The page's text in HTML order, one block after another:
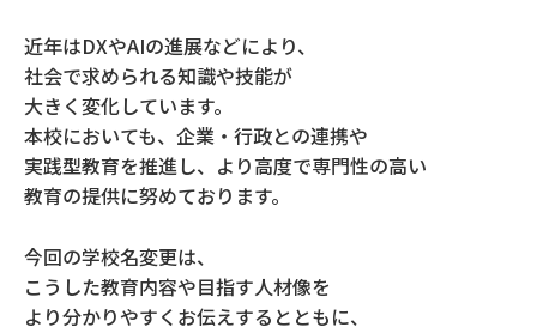
近年はDXやAIの進展などにより、
社会で求められる知識や技能が
大きく変化しています。
本校においても、企業・行政との連携や
実践型教育を推進し、より高度で専門性の高い
教育の提供に努めております。
今回の学校名変更は、
こうした教育内容や目指す人材像を
より分かりやすくお伝えするとともに、